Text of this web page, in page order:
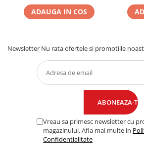
ADAUGA IN COS
Newsletter Nu rata ofertele si promotiile
Vreau sa primesc newsletter cu
magazinului. Afla mai multe in
Confidentialitate